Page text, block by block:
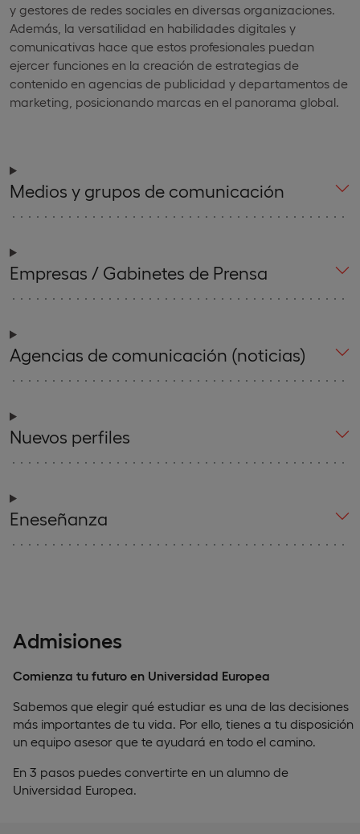
y gestores de redes sociales en diversas organizaciones.
Además, la versatilidad en habilidades digitales y
comunicativas hace que estos profesionales puedan
ejercer funciones en la creación de estrategias de
contenido en agencias de publicidad y departamentos de
marketing, posicionando marcas en el panorama global.
Medios y grupos de comunicación
Empresas / Gabinetes de Prensa
Agencias de comunicación (noticias)
Nuevos perfiles
Eneseñanza
Admisiones
Comienza tu futuro en Universidad Europea
Sabemos que elegir qué estudiar es una de las decisiones
más importantes de tu vida. Por ello, tienes a tu disposición
un equipo asesor que te ayudará en todo el camino.
En 3 pasos puedes convertirte en un alumno de
Universidad Europea.